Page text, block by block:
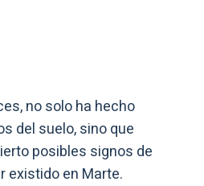
no solo ha hecho
del suelo, sino que
posibles signos de
existido en Marte.